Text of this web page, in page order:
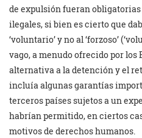
de expulsión fueran
ilegales, si bien es cierto que
‘voluntario’ y no al ‘forzoso’
vago, a menudo ofrecido por los
alternativa a la detención y el
incluía algunas garantías
terceros países sujetos a un
habrían permitido, en ciertos
motivos de derechos humanos.